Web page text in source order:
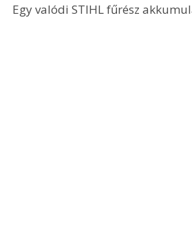
Egy valódi STIHL fűrész